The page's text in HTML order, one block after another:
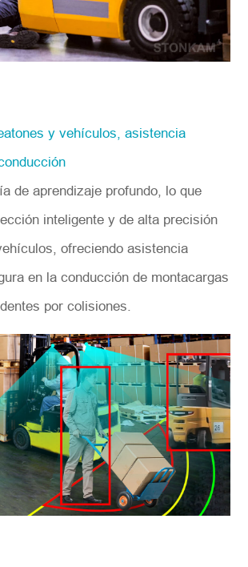
y vehículos, asistencia
de aprendizaje profundo, lo que
inteligente y de alta precisión
ofreciendo asistencia
en la conducción de montacargas
por colisiones.